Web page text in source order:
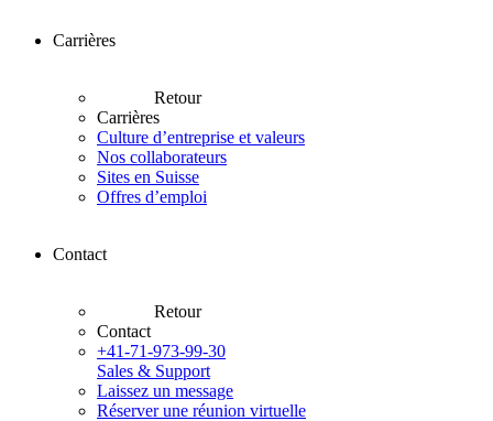
Carrières
Retour
Carrières
Culture d’entreprise et valeurs
Nos collaborateurs
Sites en Suisse
Offres d’emploi
Contact
Retour
Contact
+41-71-973-99-30
Sales & Support
Laissez un message
Réserver une réunion virtuelle